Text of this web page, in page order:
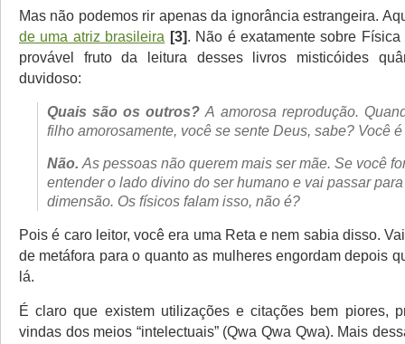
Mas não podemos rir apenas da ignorância estrangeira.
de uma atriz brasileira [3]. Não é exatamente sobre Física
provável fruto da leitura desses livros misticóides
duvidoso:
Quais são os outros?A amorosa reprodução.
filho amorosamente, você se sente Deus, sabe? Você
Não. As pessoas não querem mais ser mãe. Se você
entender o lado divino do ser humano e vai passar
dimensão. Os físicos falam isso, não é?
Pois é caro leitor, você era uma Reta e nem sabia disso.
de metáfora para o quanto as mulheres engordam depois
lá.
É claro que existem utilizações e citações bem piores,
vindas dos meios “intelectuais” (Qwa Qwa Qwa). Mais